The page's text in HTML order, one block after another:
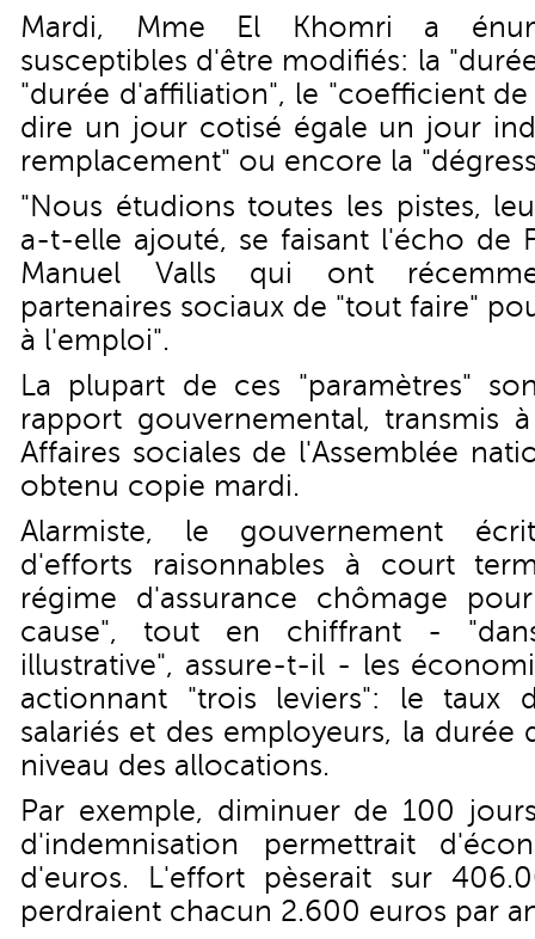
Mardi, Mme El Khomri a
susceptibles d'être modifiés: la
"durée d'affiliation", le "coefficient
dire un jour cotisé égale un jour
remplacement" ou encore la
"Nous étudions toutes les pistes,
a-t-elle ajouté, se faisant l'écho de
Manuel Valls qui ont
partenaires sociaux de "tout faire"
à l'emploi".
La plupart de ces "paramètres"
rapport gouvernemental, transmis
Affaires sociales de l'Assemblée
obtenu copie mardi.
Alarmiste, le gouvernement
d'efforts raisonnables à court
régime d'assurance chômage
cause", tout en chiffrant -
illustrative", assure-t-il - les
actionnant "trois leviers": le taux
salariés et des employeurs, la durée
niveau des allocations.
Par exemple, diminuer de 100
d'indemnisation permettrait
d'euros. L'effort pèserait sur
perdraient chacun 2.600 euros par